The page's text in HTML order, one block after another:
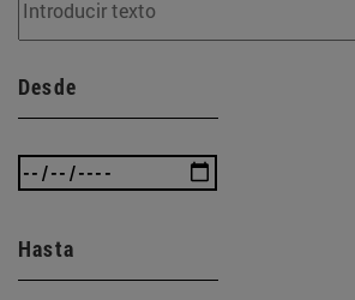
Desde
Hasta